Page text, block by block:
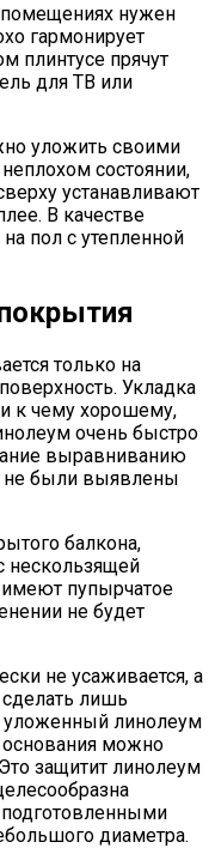
нужен
гармонирует
плинтусе прячут
для ТВ или
уложить своими
состоянии,
устанавливают
В качестве
пол с утепленной
только на
Укладка
к чему хорошему,
очень быстро
выравниванию
не были выявлены
балкона,
нескользящей
пупырчатое
не будет
не усаживается, а
лишь
уложенный линолеум
основания можно
защитит линолеум
диаметра.